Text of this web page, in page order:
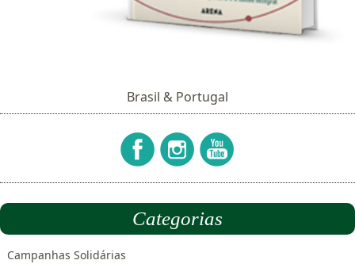
Brasil & Portugal
Categorias
Campanhas Solidárias